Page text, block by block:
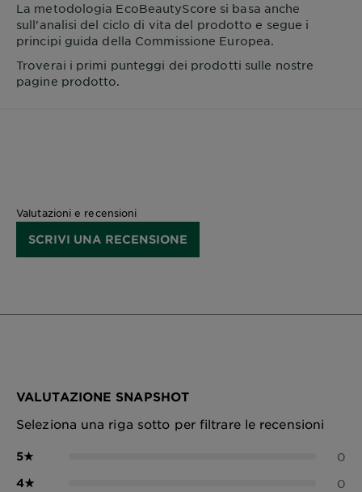
La metodologia EcoBeautyScore si basa anche
sull'analisi del ciclo di vita del prodotto e segue i
principi guida della Commissione Europea.
Troverai i primi punteggi dei prodotti sulle nostre
pagine prodotto.
Valutazioni e recensioni
SCRIVI UNA RECENSIONE
VALUTAZIONE SNAPSHOT
Seleziona una riga sotto per filtrare le recensioni
5★ 0
4★ 0